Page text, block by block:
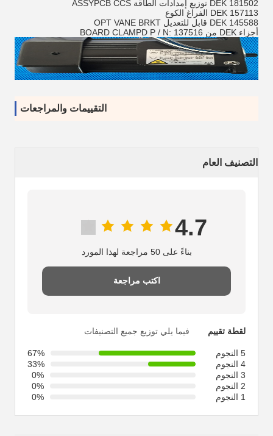
DEK 181502 توزيع إمدادات الطاقة ASSYPCB CCS
DEK 157113 الفراغ الكوع
DEK 145588 قابل للتعديل OPT VANE BRKT
أجزاء DEK من BOARD CLAMPD P / N: 137516
التقييمات والمراجعات
التصنيف العام
4.7
بناءً على 50 مراجعة لهذا المورد
اكتب مراجعة
لقطة تقييم فيما يلي توزيع جميع التصنيفات
5 النجوم
67%
4 النجوم
33%
3 النجوم
0%
2 النجوم
0%
1 النجوم
0%